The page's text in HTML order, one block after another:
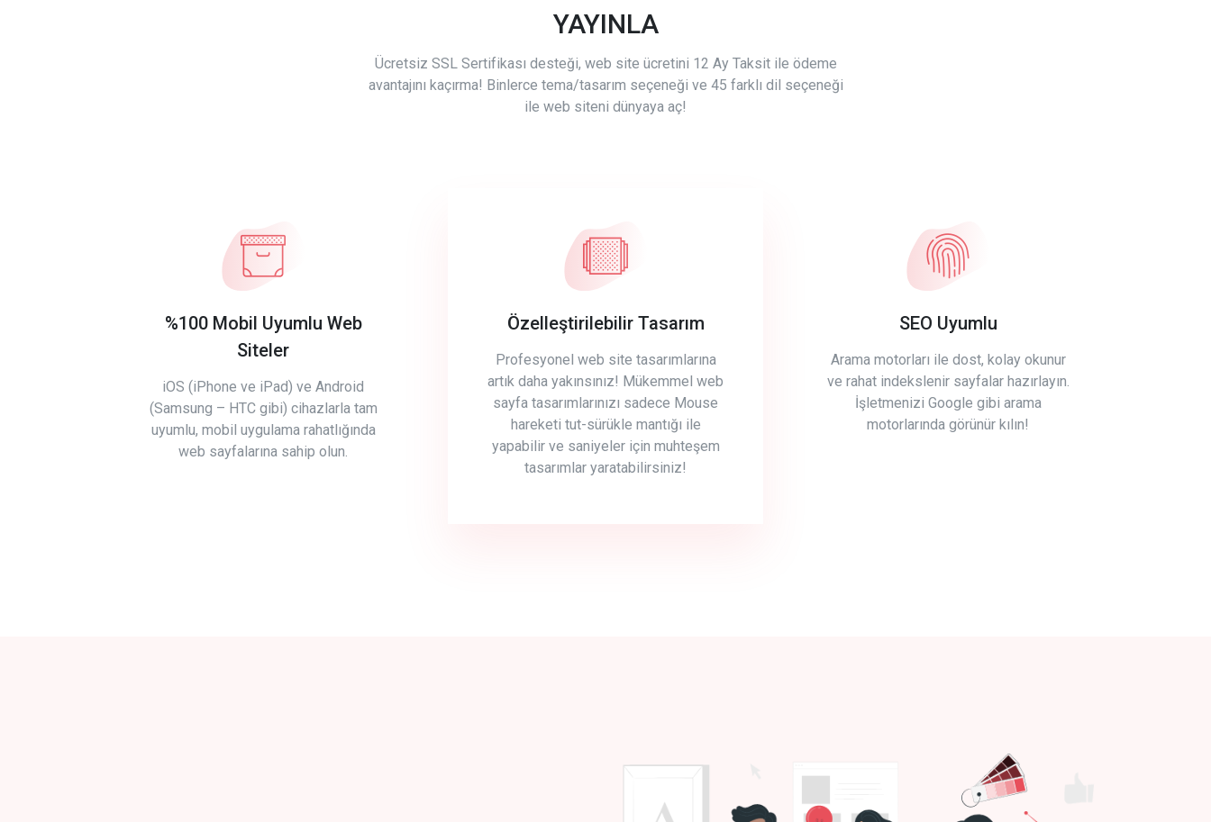
YAYINLA
Ücretsiz SSL Sertifikası desteği, web site ücretini 12 Ay Taksit ile ödeme
avantajını kaçırma! Binlerce tema/tasarım seçeneği ve 45 farklı dil seçeneği
ile web siteni dünyaya aç!
%100 Mobil Uyumlu Web
Siteler
iOS (iPhone ve iPad) ve Android
(Samsung – HTC gibi) cihazlarla tam
uyumlu, mobil uygulama rahatlığında
web sayfalarına sahip olun.
Özelleştirilebilir Tasarım
Profesyonel web site tasarımlarına
artık daha yakınsınız! Mükemmel web
sayfa tasarımlarınızı sadece Mouse
hareketi tut-sürükle mantığı ile
yapabilir ve saniyeler için muhteşem
tasarımlar yaratabilirsiniz!
SEO Uyumlu
Arama motorları ile dost, kolay okunur
ve rahat indekslenir sayfalar hazırlayın.
İşletmenizi Google gibi arama
motorlarında görünür kılın!